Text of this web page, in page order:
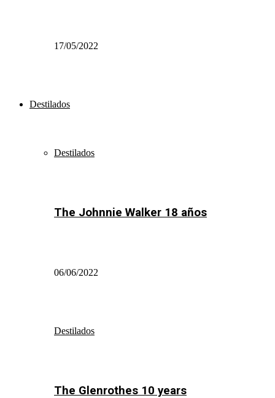
17/05/2022
Destilados
Destilados
The Johnnie Walker 18 años
06/06/2022
Destilados
The Glenrothes 10 years